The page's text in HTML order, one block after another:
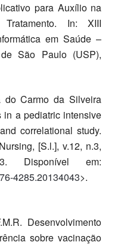
para Auxílio na
In: XIII
em Saúde –
São Paulo (USP),
do Carmo da Silveira
a pediatric intensive
correlational study.
[S.l.], v.12, n.3,
Disponível em:
4285.20134043>.
Desenvolvimento
sobre vacinação